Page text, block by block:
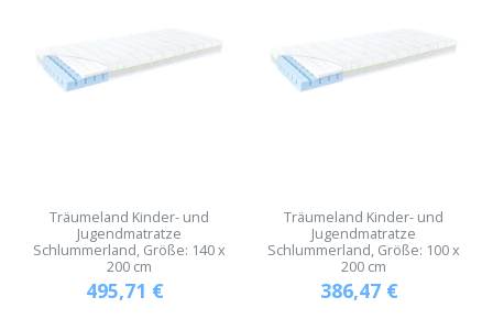
Träumeland Kinder- und
Jugendmatratze
Schlummerland, Größe: 140 x
200 cm
495,71 €
Träumeland Kinder- und
Jugendmatratze
Schlummerland, Größe: 100 x
200 cm
386,47 €